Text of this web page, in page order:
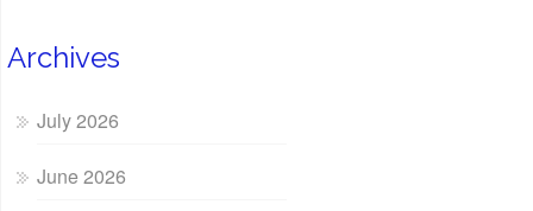
Archives
July 2026
June 2026